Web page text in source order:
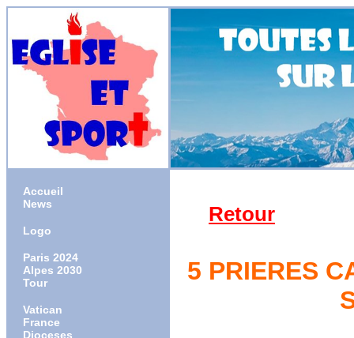
Accueil
News
Logo
Paris 2024
Alpes 2030
Tour
Vatican
France
Dioceses
Retour
5 PRIERES